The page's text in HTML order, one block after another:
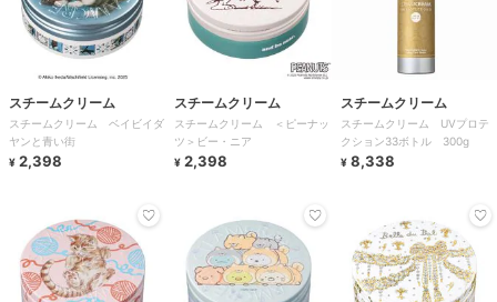
スチームクリーム
スチームクリーム ベイビイダ
ヤンと青い街
¥ 2,398
スチームクリーム
スチームクリーム ＜ピーナッ
ツ＞ビー・ニア
¥ 2,398
スチームクリーム
スチームクリーム UVプロテ
クション33ボトル 300g
¥ 8,338